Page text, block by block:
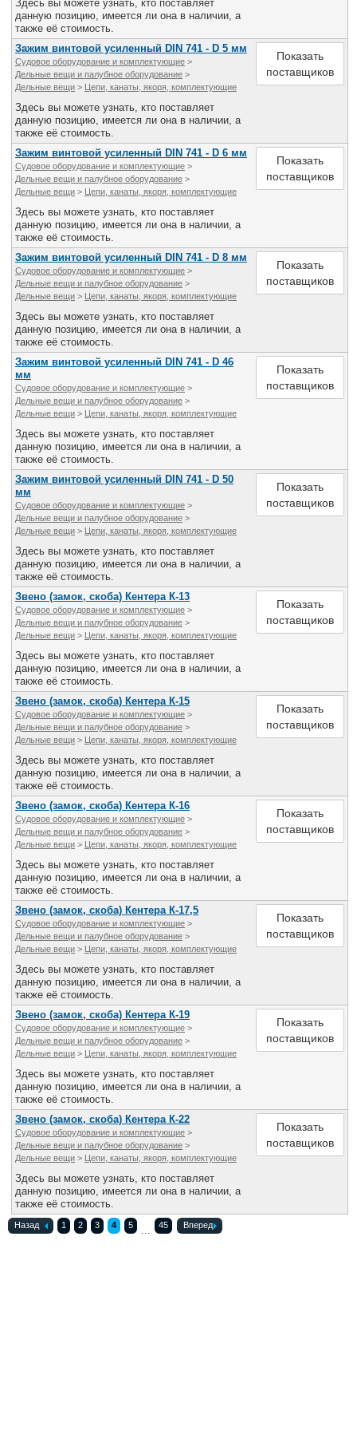
Здесь вы можете узнать, кто поставляет
данную позицию, имеется ли она в наличии, а
также её стоимость.
Зажим винтовой усиленный DIN 741 - D 5 мм
Судовое оборудование и комплектующие >
Дельные вещи и палубное оборудование >
Дельные вещи > Цепи, канаты, якоря, комплектующие
Здесь вы можете узнать, кто поставляет
данную позицию, имеется ли она в наличии, а
также её стоимость.
Показать
поставщиков
Зажим винтовой усиленный DIN 741 - D 6 мм
Судовое оборудование и комплектующие >
Дельные вещи и палубное оборудование >
Дельные вещи > Цепи, канаты, якоря, комплектующие
Здесь вы можете узнать, кто поставляет
данную позицию, имеется ли она в наличии, а
также её стоимость.
Показать
поставщиков
Зажим винтовой усиленный DIN 741 - D 8 мм
Судовое оборудование и комплектующие >
Дельные вещи и палубное оборудование >
Дельные вещи > Цепи, канаты, якоря, комплектующие
Здесь вы можете узнать, кто поставляет
данную позицию, имеется ли она в наличии, а
также её стоимость.
Показать
поставщиков
Зажим винтовой усиленный DIN 741 - D 46
мм
Судовое оборудование и комплектующие >
Дельные вещи и палубное оборудование >
Дельные вещи > Цепи, канаты, якоря, комплектующие
Здесь вы можете узнать, кто поставляет
данную позицию, имеется ли она в наличии, а
также её стоимость.
Показать
поставщиков
Зажим винтовой усиленный DIN 741 - D 50
мм
Судовое оборудование и комплектующие >
Дельные вещи и палубное оборудование >
Дельные вещи > Цепи, канаты, якоря, комплектующие
Здесь вы можете узнать, кто поставляет
данную позицию, имеется ли она в наличии, а
также её стоимость.
Показать
поставщиков
Звено (замок, скоба) Кентера К-13
Судовое оборудование и комплектующие >
Дельные вещи и палубное оборудование >
Дельные вещи > Цепи, канаты, якоря, комплектующие
Здесь вы можете узнать, кто поставляет
данную позицию, имеется ли она в наличии, а
также её стоимость.
Показать
поставщиков
Звено (замок, скоба) Кентера К-15
Судовое оборудование и комплектующие >
Дельные вещи и палубное оборудование >
Дельные вещи > Цепи, канаты, якоря, комплектующие
Здесь вы можете узнать, кто поставляет
данную позицию, имеется ли она в наличии, а
также её стоимость.
Показать
поставщиков
Звено (замок, скоба) Кентера К-16
Судовое оборудование и комплектующие >
Дельные вещи и палубное оборудование >
Дельные вещи > Цепи, канаты, якоря, комплектующие
Здесь вы можете узнать, кто поставляет
данную позицию, имеется ли она в наличии, а
также её стоимость.
Показать
поставщиков
Звено (замок, скоба) Кентера К-17,5
Судовое оборудование и комплектующие >
Дельные вещи и палубное оборудование >
Дельные вещи > Цепи, канаты, якоря, комплектующие
Здесь вы можете узнать, кто поставляет
данную позицию, имеется ли она в наличии, а
также её стоимость.
Показать
поставщиков
Звено (замок, скоба) Кентера К-19
Судовое оборудование и комплектующие >
Дельные вещи и палубное оборудование >
Дельные вещи > Цепи, канаты, якоря, комплектующие
Здесь вы можете узнать, кто поставляет
данную позицию, имеется ли она в наличии, а
также её стоимость.
Показать
поставщиков
Звено (замок, скоба) Кентера К-22
Судовое оборудование и комплектующие >
Дельные вещи и палубное оборудование >
Дельные вещи > Цепи, канаты, якоря, комплектующие
Здесь вы можете узнать, кто поставляет
данную позицию, имеется ли она в наличии, а
также её стоимость.
Показать
поставщиков
Назад 1 2 3 4 5 ... 45 Вперед